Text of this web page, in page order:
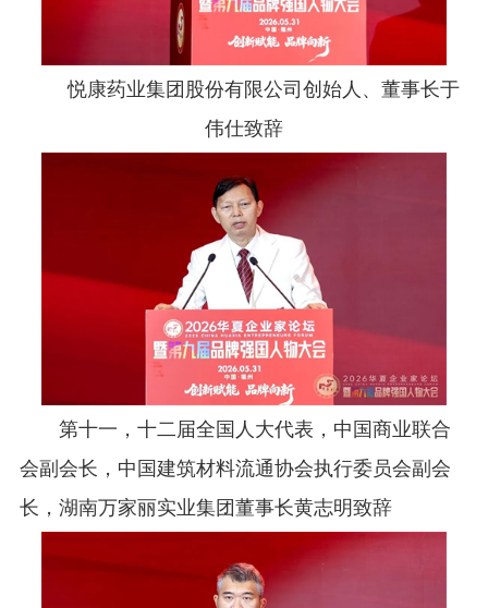
悦康药业集团股份有限公司创始人、董事长于
伟仕致辞
第十一，十二届全国人大代表，中国商业联合
会副会长，中国建筑材料流通协会执行委员会副会
长，湖南万家丽实业集团董事长黄志明致辞